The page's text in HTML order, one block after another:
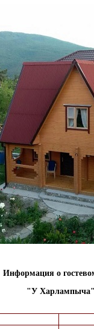
Информация о
"У Харлампыча"